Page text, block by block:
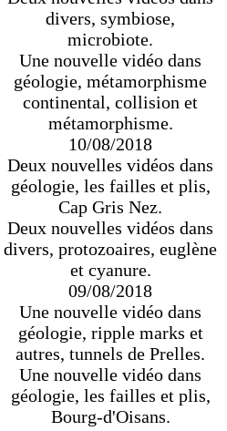
divers, symbiose,
microbiote.
Une nouvelle vidéo dans
géologie, métamorphisme
continental, collision et
métamorphisme.
10/08/2018
Deux nouvelles vidéos dans
géologie, les failles et plis,
Cap Gris Nez.
Deux nouvelles vidéos dans
divers, protozoaires, euglène
et cyanure.
09/08/2018
Une nouvelle vidéo dans
géologie, ripple marks et
autres, tunnels de Prelles.
Une nouvelle vidéo dans
géologie, les failles et plis,
Bourg-d'Oisans.